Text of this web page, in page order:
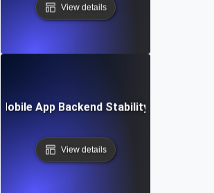
View details
App Backend Stability with
View details